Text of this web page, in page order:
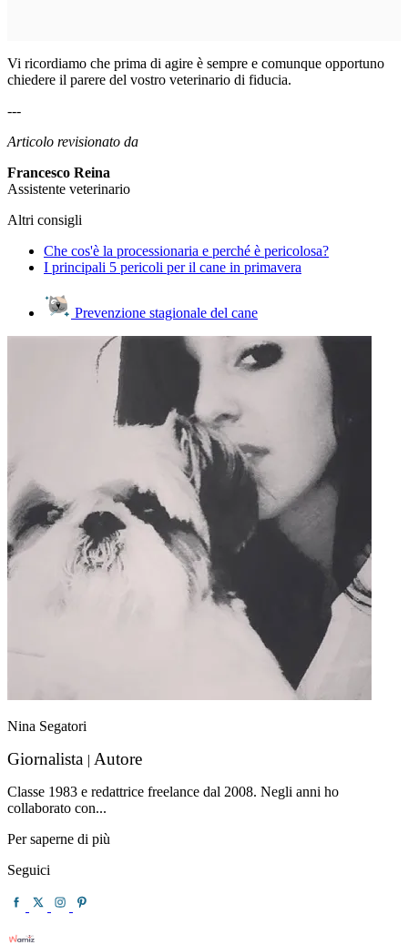
Vi ricordiamo che prima di agire è sempre e comunque opportuno
chiedere il parere del vostro veterinario di fiducia.
---
Articolo revisionato da
Francesco Reina
Assistente veterinario
Altri consigli
Che cos'è la processionaria e perché è pericolosa?
I principali 5 pericoli per il cane in primavera
Prevenzione stagionale del cane
Nina Segatori
Giornalista | Autore
Classe 1983 e redattrice freelance dal 2008. Negli anni ho
collaborato con...
Per saperne di più
Seguici